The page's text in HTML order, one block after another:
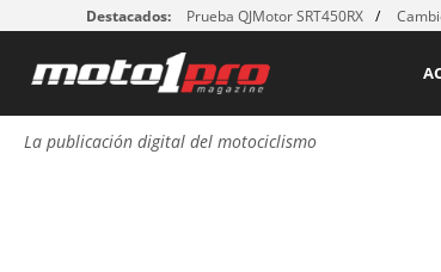
Destacados: Prueba QJMotor SRT450RX
La publicación digital del motociclismo